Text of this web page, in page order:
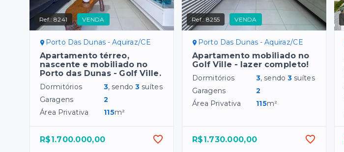
Ref.:8241 VENDA
Porto Das Dunas - Aquiraz/CE
Apartamento térreo,
nascente e mobiliado no
Porto das Dunas - Golf Ville.
Dormitórios 3, sendo3 suítes
Garagens
2
Área Privativa
115m²
R$1.700.000,00
Ref.:8255 VENDA
Porto Das Dunas - Aquiraz/CE
Apartamento mobiliado no
Golf Ville - lazer completo!
Dormitórios 3, sendo3 suítes
Garagens
2
Área Privativa
115m²
R$1.730.000,00